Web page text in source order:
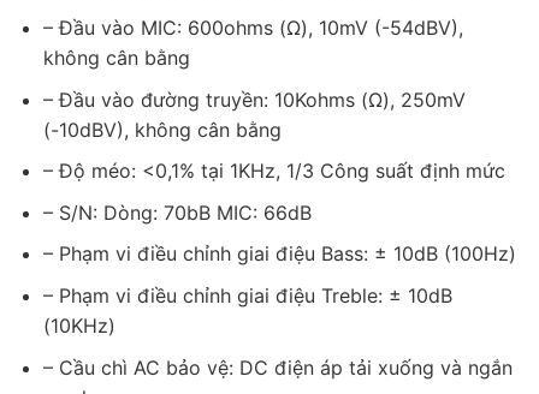
– Đầu vào MIC: 600ohms (Ω), 10mV (-54dBV),
không cân bằng
– Đầu vào đường truyền: 10Kohms (Ω), 250mV
(-10dBV), không cân bằng
– Độ méo: <0,1% tại 1KHz, 1/3 Công suất định mức
– S/N: Dòng: 70bB MIC: 66dB
– Phạm vi điều chỉnh giai điệu Bass: ± 10dB (100Hz)
– Phạm vi điều chỉnh giai điệu Treble: ± 10dB
(10KHz)
– Cầu chì AC bảo vệ: DC điện áp tải xuống và ngắn